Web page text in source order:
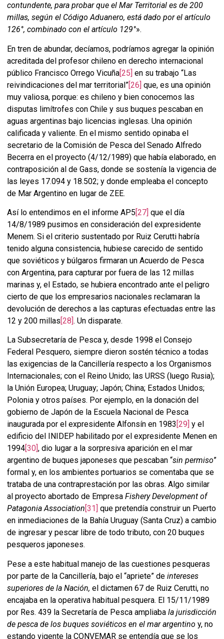
contundente, para probar que el Mar Territorial es de 200
millas, según el Código Aduanero, está dado por el artículo
126°, combinado con el artículo 129°».
En tren de abundar, decíamos, podríamos agregar la opinión
acreditada del profesor chileno en derecho internacional
público Francisco Orrego Vicuña[25] en su trabajo “Las
reivindicaciones del mar territorial”[26] que, es una opinión
muy valiosa, porque: es chileno y bien conocemos las
disputas limítrofes con Chile y sus buques pescaban en
aguas argentinas bajo licencias inglesas. Una opinión
calificada y valiente. En el mismo sentido opinaba el
secretario de la Comisión de Pesca del Senado Alfredo
Becerra en el proyecto (4/12/1989) que había elaborado, en
contraposición al de Gass, donde se sostenía la vigencia de
las leyes 17.094 y 18.502; y donde empleaba el concepto
de Mar Argentino en lugar de ZEE.
Así lo entendimos en el informe AP5[27] que el día
14/8/1989 pusimos en consideración del expresidente
Menem. Si el criterio sustentado por Ruiz Cerutti habría
tenido alguna consistencia, hubiese carecido de sentido
que soviéticos y búlgaros firmaran un Acuerdo de Pesca
con Argentina, para capturar por fuera de las 12 millas
marinas y, el Estado, se hubiera encontrado ante el peligro
cierto de que los empresarios nacionales reclamaran la
devolución de derechos a las capturas efectuadas entre las
12 y 200 millas[28]. Un disparate.
La Subsecretaría de Pesca y, desde 1998 el Consejo
Federal Pesquero, siempre dieron sostén técnico a todas
las exigencias de la Cancillería respecto a los Organismos
Internacionales; con el Reino Unido; las URSS (luego Rusia);
la Unión Europea; Uruguay; Japón; China; Estados Unidos;
Polonia y otros países. Por ejemplo, en la donación del
gobierno de Japón de la Escuela Nacional de Pesca
inaugurada por el expresidente Alfonsín en 1983 [29] y el
edificio del INIDEP habilitado por el expresidente Menen en
1994 [30] , dio lugar a la sorpresiva aparición en el mar
argentino de buques japoneses que pescaban “sin permiso”
formal y, en los ambientes portuarios se comentaba que se
trataba de una contraprestación por las obras. Algo similar
al proyecto abortado de Empresa Fishery Development of
Patagonia Association [31] que pretendía construir un Puerto
en inmediaciones de la Bahía Uruguay (Santa Cruz) a cambio
de ingresar y pescar libre de todo tributo, con 20 buques
pesqueros japoneses.
Pese a este habitual manejo de las cuestiones pesqueras
por parte de la Cancillería, bajo el “apriete” de intereses
superiores de la Nación, el dictamen 67 de Ruiz Cerutti, no
encajaba en la operativa habitual pesquera. El 15/11/1989
por Res. 439 la Secretaría de Pesca ampliaba la jurisdicción
de pesca de los buques soviéticos en el mar argentino y, no
estando vigente la CONVEMAR se entendía que se los